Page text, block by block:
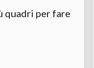
quadri per fare